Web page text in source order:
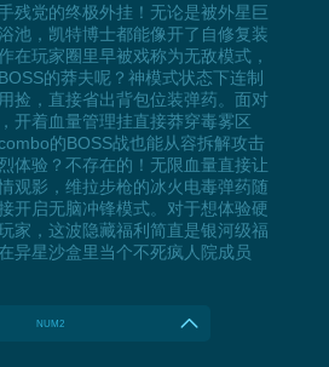
残党的终极外挂！无论是被外星巨
池，凯特博士都能像开了自修复装
在玩家圈里早被戏称为无敌模式，
的莽夫呢？神模式状态下连制
捡，直接省出背包位装弹药。面对
开着血量管理挂直接莽穿毒雾区
的BOSS战也能从容拆解攻击
体验？不存在的！无限血量直接让
观影，维拉步枪的冰火电毒弹药随
开启无脑冲锋模式。对于想体验硬
家，这波隐藏福利简直是银河级福
异星沙盒里当个不死疯人院成员
NUM2